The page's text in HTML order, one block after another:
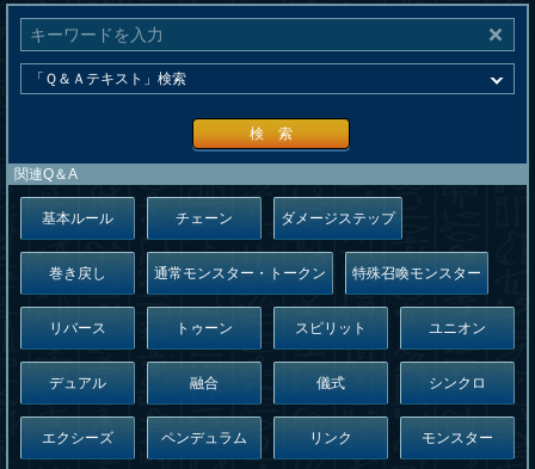
検 索
関連Q＆A
基本ルール チェーン ダメージステップ
巻き戻し 通常モンスター・トークン 特殊召喚モンスター
リバース トゥーン スピリット ユニオン
デュアル 融合 儀式 シンクロ
エクシーズ ペンデュラム リンク モンスター